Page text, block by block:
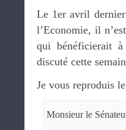
Le 1er avril dernier
l’Economie, il
qui bénéficierait
discuté cette
Je vous reproduis
Monsieur le